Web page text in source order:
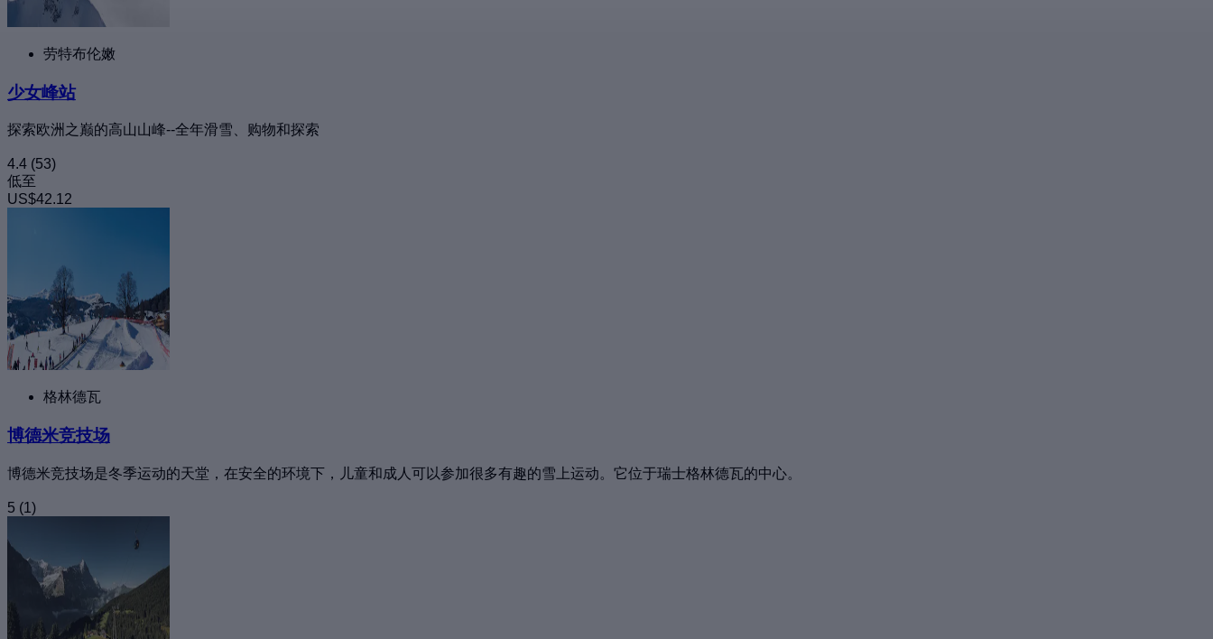
劳特布伦嫩
少女峰站
探索欧洲之巅的高山山峰--全年滑雪、购物和探索
4.4 (53)
低至
US$42.12
格林德瓦
博德米竞技场
博德米竞技场是冬季运动的天堂，在安全的环境下，儿童和成人可以参加很多有趣的雪上运动。它位于瑞士格林德瓦的中心。
5 (1)